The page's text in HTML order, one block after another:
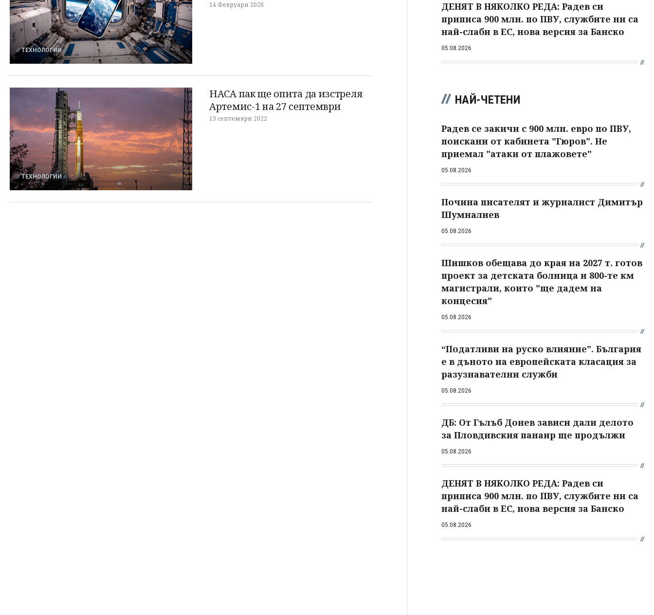
ТЕХНОЛОГИИ
14 Февруари 2026
ТЕХНОЛОГИИ
НАСА пак ще опита да изстреля
Артемис-1 на 27 септември
13 септември 2022
ДЕНЯТ В НЯКОЛКО РЕДА: Радев си
приписа 900 млн. по ПВУ, службите ни са
най-слаби в ЕС, нова версия за Банско
05.08.2026
НАЙ-ЧЕТЕНИ
Радев се закичи с 900 млн. евро по ПВУ,
поискани от кабинета "Гюров". Не
приемал "атаки от плажовете"
05.08.2026
Почина писателят и журналист Димитър
Шумналиев
05.08.2026
Шишков обещава до края на 2027 т. готов
проект за детската болница и 800-те км
магистрали, които "ще дадем на
концесия"
05.08.2026
“Податливи на руско влияние". България
е в дъното на европейската класация за
разузнавателни служби
05.08.2026
ДБ: От Гълъб Донев зависи дали делото
за Пловдивския панаир ще продължи
05.08.2026
ДЕНЯТ В НЯКОЛКО РЕДА: Радев си
приписа 900 млн. по ПВУ, службите ни са
най-слаби в ЕС, нова версия за Банско
05.08.2026